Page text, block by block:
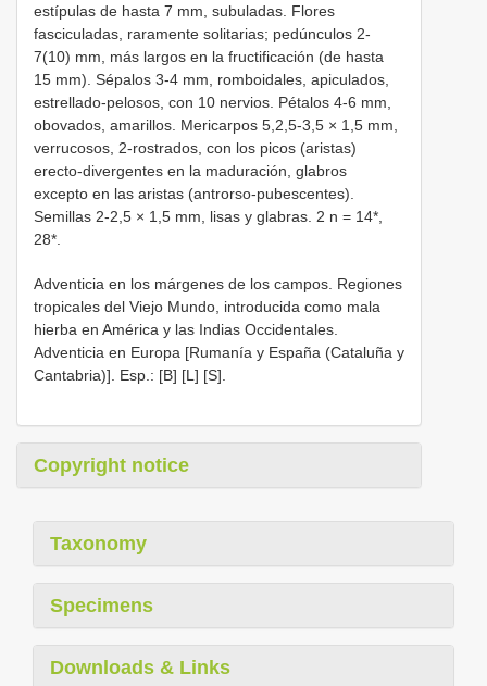
estípulas de hasta 7 mm, subuladas. Flores
fasciculadas, raramente solitarias; pedúnculos 2-
7(10) mm, más largos en la fructificación (de hasta
15 mm). Sépalos 3-4 mm, romboidales, apiculados,
estrellado-pelosos, con 10 nervios. Pétalos 4-6 mm,
obovados, amarillos. Mericarpos 5,2,5-3,5 × 1,5 mm,
verrucosos, 2-rostrados, con los picos (aristas)
erecto-divergentes en la maduración, glabros
excepto en las aristas (antrorso-pubescentes).
Semillas 2-2,5 × 1,5 mm, lisas y glabras. 2 n = 14*,
28*.
Adventicia en los márgenes de los campos. Regiones
tropicales del Viejo Mundo, introducida como mala
hierba en América y las Indias Occidentales.
Adventicia en Europa [Rumanía y España (Cataluña y
Cantabria)]. Esp.: [B] [L] [S].
Copyright notice
Taxonomy
Specimens
Downloads & Links